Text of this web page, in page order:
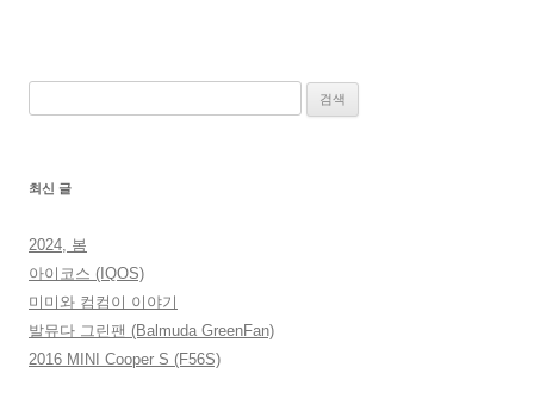
색:
최신 글
2024, 봄
아이코스 (IQOS)
미미와 컴컴이 이야기
발뮤다 그린팬 (Balmuda GreenFan)
2016 MINI Cooper S (F56S)